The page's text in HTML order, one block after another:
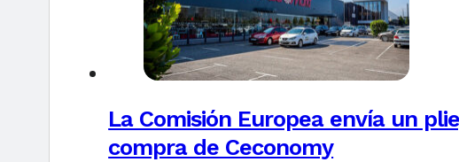
La Comisión Europea envía un
compra de Ceconomy